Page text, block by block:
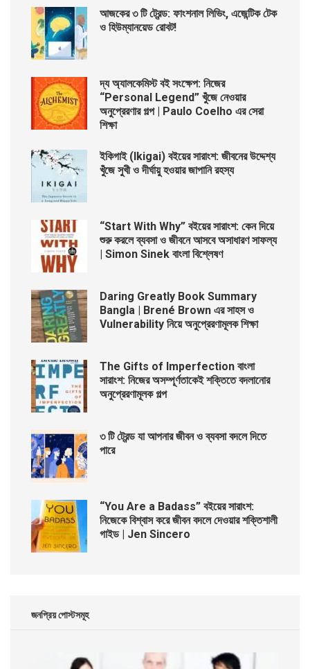
আজকের ৩ টি ট্রেন্ড: ফাংশনাল লিভিং, এজেন্টিক টেক
ও হিউম্যানয়েড রোবট!
দ্য অ্যালকেমিস্ট বই সংক্ষেপ: নিজের
“Personal Legend” খুঁজে নেওয়ার
অনুপ্রেরণার গল্প | Paulo Coelho এর সেরা
শিক্ষা
ইকিগাই (Ikigai) বইয়ের সারাংশ: জীবনের উদ্দেশ্য
খুঁজে সুখী ও দীর্ঘায়ু হওয়ার জাপানি রহস্য
“Start With Why” বইয়ের সারাংশ: কেন দিয়ে
শুরু করলে ব্যবসা ও জীবনে আসবে অসাধারণ সাফল্য
| Simon Sinek বাংলা বিশ্লেষণ
Daring Greatly Book Summary
Bangla | Brené Brown এর সাহস ও
Vulnerability নিয়ে অনুপ্রেরণামূলক শিক্ষা
The Gifts of Imperfection বাংলা
সারাংশ: নিজের অসম্পূর্ণতাকেই শক্তিতে বদলানোর
অনুপ্রেরণামূলক গল্প
৩ টি ট্রেন্ড যা আপনার জীবন ও ব্যবসা বদলে দিতে
পারে
“You Are a Badass” বইয়ের সারাংশ:
নিজেকে বিশ্বাস করে জীবন বদলে দেওয়ার শক্তিশালী
গাইড | Jen Sincero
জনপ্রিয় পোস্টসমূহ